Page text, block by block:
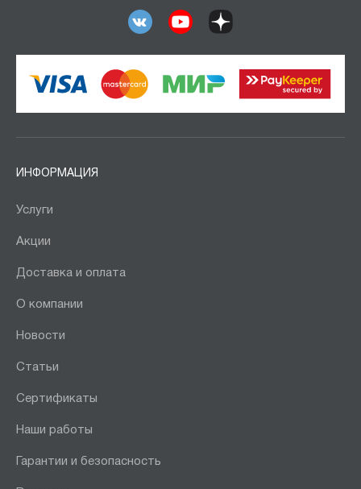
ИНФОРМАЦИЯ
Услуги
Акции
Доставка и оплата
О компании
Новости
Статьи
Сертификаты
Наши работы
Гарантии и безопасность